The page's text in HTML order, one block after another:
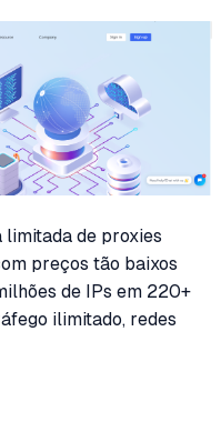
de proxies
preços tão baixos
de IPs em 220+
ilimitado, redes